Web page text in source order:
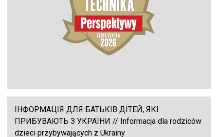
ІНФОРМАЦІЯ ДЛЯ БАТЬКІВ ДІТЕЙ, ЯКІ
ПРИБУВАЮТЬ З УКРАЇНИ // Informacja dla rodziców
dzieci przybywających z Ukrainy